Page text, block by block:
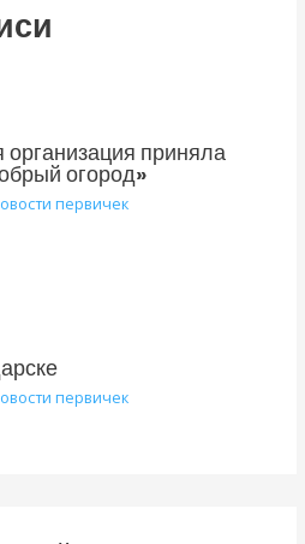
приняла
огород»
первичек
первичек